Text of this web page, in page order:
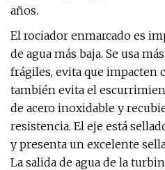
años.
El rociador enmarcado es
de agua más baja. Se usa
frágiles, evita que impacten
también evita el
de acero inoxidable y
resistencia. El eje está
y presenta un excelente
La salida de agua de la